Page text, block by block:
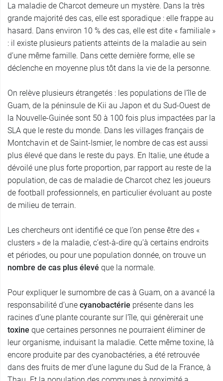
La maladie de Charcot demeure un mystère. Dans la très
grande majorité des cas, elle est sporadique : elle frappe au
hasard. Dans environ 10 % des cas, elle est dite « familiale »
: il existe plusieurs patients atteints de la maladie au sein
d’une même famille. Dans cette dernière forme, elle se
déclenche en moyenne plus tôt dans la vie de la personne.
On relève plusieurs étrangetés : les populations de l’île de
Guam, de la péninsule de Kii au Japon et du Sud-Ouest de
la Nouvelle-Guinée sont 50 à 100 fois plus impactées par la
SLA que le reste du monde. Dans les villages français de
Montchavin et de Saint-Ismier, le nombre de cas est aussi
plus élevé que dans le reste du pays. En Italie, une étude a
dévoilé une plus forte proportion, par rapport au reste de la
population, de cas de maladie de Charcot chez les joueurs
de football professionnels, en particulier évoluant au poste
de milieu de terrain.
Les chercheurs ont identifié ce que l’on pense être des «
clusters » de la maladie, c’est-à-dire qu’à certains endroits
et périodes, ou pour une population donnée, on trouve un
nombre de cas plus élevé que la normale.
Pour expliquer le surnombre de cas à Guam, on a avancé la
responsabilité d’une cyanobactérie présente dans les
racines d’une plante courante sur l’île, qui génèrerait une
toxine que certaines personnes ne pourraient éliminer de
leur organisme, induisant la maladie. Cette même toxine, là
encore produite par des cyanobactéries, a été retrouvée
dans des fruits de mer d’une lagune du Sud de la France, à